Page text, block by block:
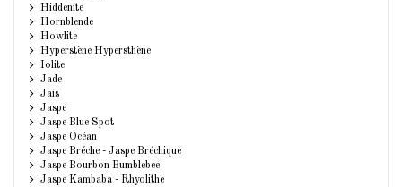
Hiddenite
Hornblende
Howlite
Hyperstène Hypersthène
Iolite
Jade
Jais
Jaspe
Jaspe Blue Spot
Jaspe Océan
Jaspe Bréche - Jaspe Bréchique
Jaspe Bourbon Bumblebee
Jaspe Kambaba - Rhyolithe